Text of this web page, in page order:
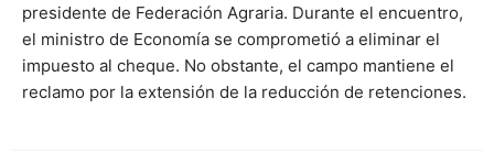
presidente de Federación Agraria. Durante el encuentro,
el ministro de Economía se comprometió a eliminar el
impuesto al cheque. No obstante, el campo mantiene el
reclamo por la extensión de la reducción de retenciones.